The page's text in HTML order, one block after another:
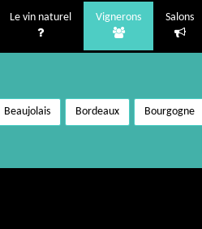
Le vin naturel Vignerons Salons
Beaujolais Bordeaux Bourgogne